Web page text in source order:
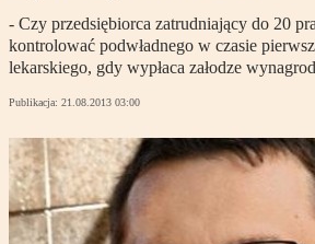
- Czy przedsiębiorca zatrudniający do 20
kontrolować podwładnego w czasie
lekarskiego, gdy wypłaca załodze
Publikacja: 21.08.2013 03:00